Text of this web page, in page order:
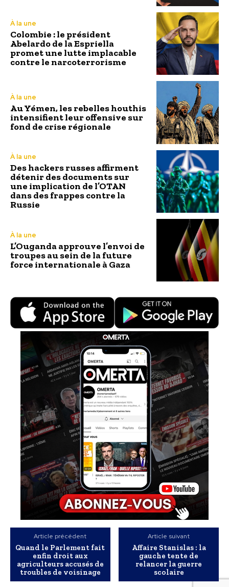
À la une
Colombie : le président
Abelardo de la Espriella
promet une lutte implacable
contre le narcoterrorisme
À la une
Au Yémen, les rebelles houthis
intensifient leur offensive sur
fond de crise régionale
À la une
Des hackers russes affirment
détenir des documents sur
une implication de l’OTAN
dans des frappes contre la
Russie
À la une
L’Ouganda approuve l’envoi de
troupes au sein de la future
force internationale à Gaza
Article précédent
Quand le Parlement fait
enfin droit aux
agriculteurs accusés de
troubles de voisinage
Article suivant
Affaire Stanislas : la
gauche tente de
relancer la guerre
scolaire